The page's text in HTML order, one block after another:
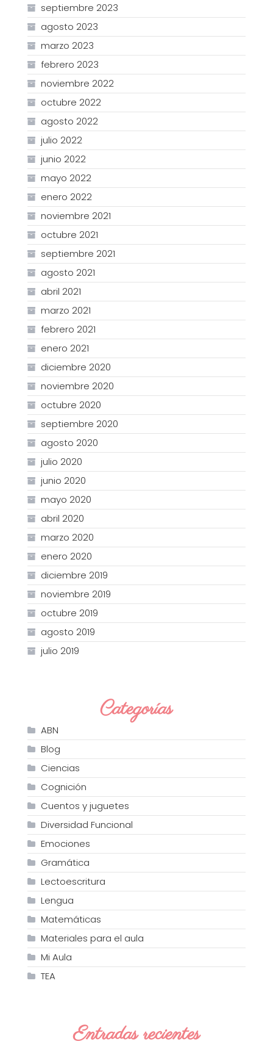
septiembre 2023
agosto 2023
marzo 2023
febrero 2023
noviembre 2022
octubre 2022
agosto 2022
julio 2022
junio 2022
mayo 2022
enero 2022
noviembre 2021
octubre 2021
septiembre 2021
agosto 2021
abril 2021
marzo 2021
febrero 2021
enero 2021
diciembre 2020
noviembre 2020
octubre 2020
septiembre 2020
agosto 2020
julio 2020
junio 2020
mayo 2020
abril 2020
marzo 2020
enero 2020
diciembre 2019
noviembre 2019
octubre 2019
agosto 2019
julio 2019
Categorías
ABN
Blog
Ciencias
Cognición
Cuentos y juguetes
Diversidad Funcional
Emociones
Gramática
Lectoescritura
Lengua
Matemáticas
Materiales para el aula
Mi Aula
TEA
Entradas recientes